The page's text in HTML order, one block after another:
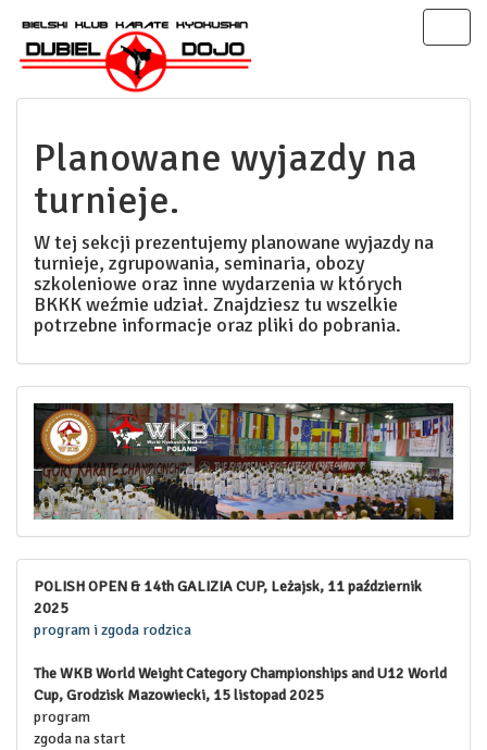
Planowane wyjazdy na
turnieje.
W tej sekcji prezentujemy planowane wyjazdy na
turnieje, zgrupowania, seminaria, obozy
szkoleniowe oraz inne wydarzenia w których
BKKK weźmie udział. Znajdziesz tu wszelkie
potrzebne informacje oraz pliki do pobrania.
POLISH OPEN & 14th GALIZIA CUP, Leżajsk, 11 październik
2025
program i zgoda rodzica
The WKB World Weight Category Championships and U12 World
Cup, Grodzisk Mazowiecki, 15 listopad 2025
program
zgoda na start